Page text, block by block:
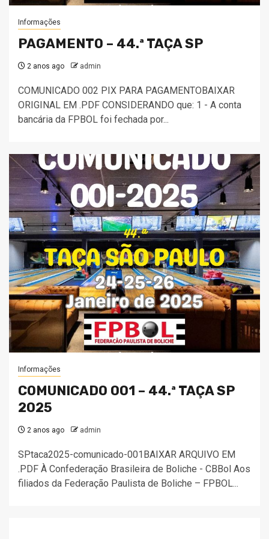
Informações
PAGAMENTO – 44.ª TAÇA SP
2 anos ago admin
COMUNICADO 002 PIX PARA PAGAMENTOBAIXAR
ORIGINAL EM .PDF CONSIDERANDO que: 1 - A conta
bancária da FPBOL foi fechada por...
Informações
COMUNICADO 001 – 44.ª TAÇA SP
2025
2 anos ago admin
SPtaca2025-comunicado-001BAIXAR ARQUIVO EM
.PDF À Confederação Brasileira de Boliche - CBBol Aos
filiados da Federação Paulista de Boliche – FPBOL...